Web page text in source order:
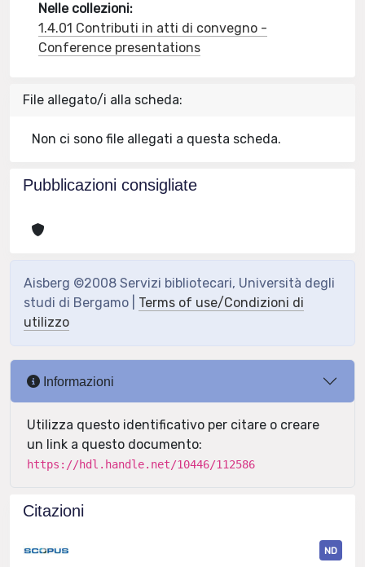
Nelle collezioni:
1.4.01 Contributi in atti di convegno -
Conference presentations
File allegato/i alla scheda:
Non ci sono file allegati a questa scheda.
Pubblicazioni consigliate
Aisberg ©2008 Servizi bibliotecari, Università degli
studi di Bergamo | Terms of use/Condizioni di
utilizzo
Informazioni
Utilizza questo identificativo per citare o creare
un link a questo documento:
https://hdl.handle.net/10446/112586
Citazioni
ND